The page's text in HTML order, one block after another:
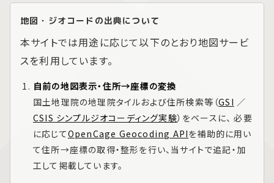
地図・ジオコードの出典について
本サイトでは用途に応じて以下のとおり地図サービ
スを利用しています。
自前の地図表示・住所→座標の変換
国土地理院の地理院タイルおよび住所検索等（GSI ／
CSIS シンプルジオコーディング実験）をベースに、 必要
に応じてOpenCage Geocoding APIを補助的に用い
て住所→座標の取得・整形を行い、当サイトで追記・加
工して掲載しています。